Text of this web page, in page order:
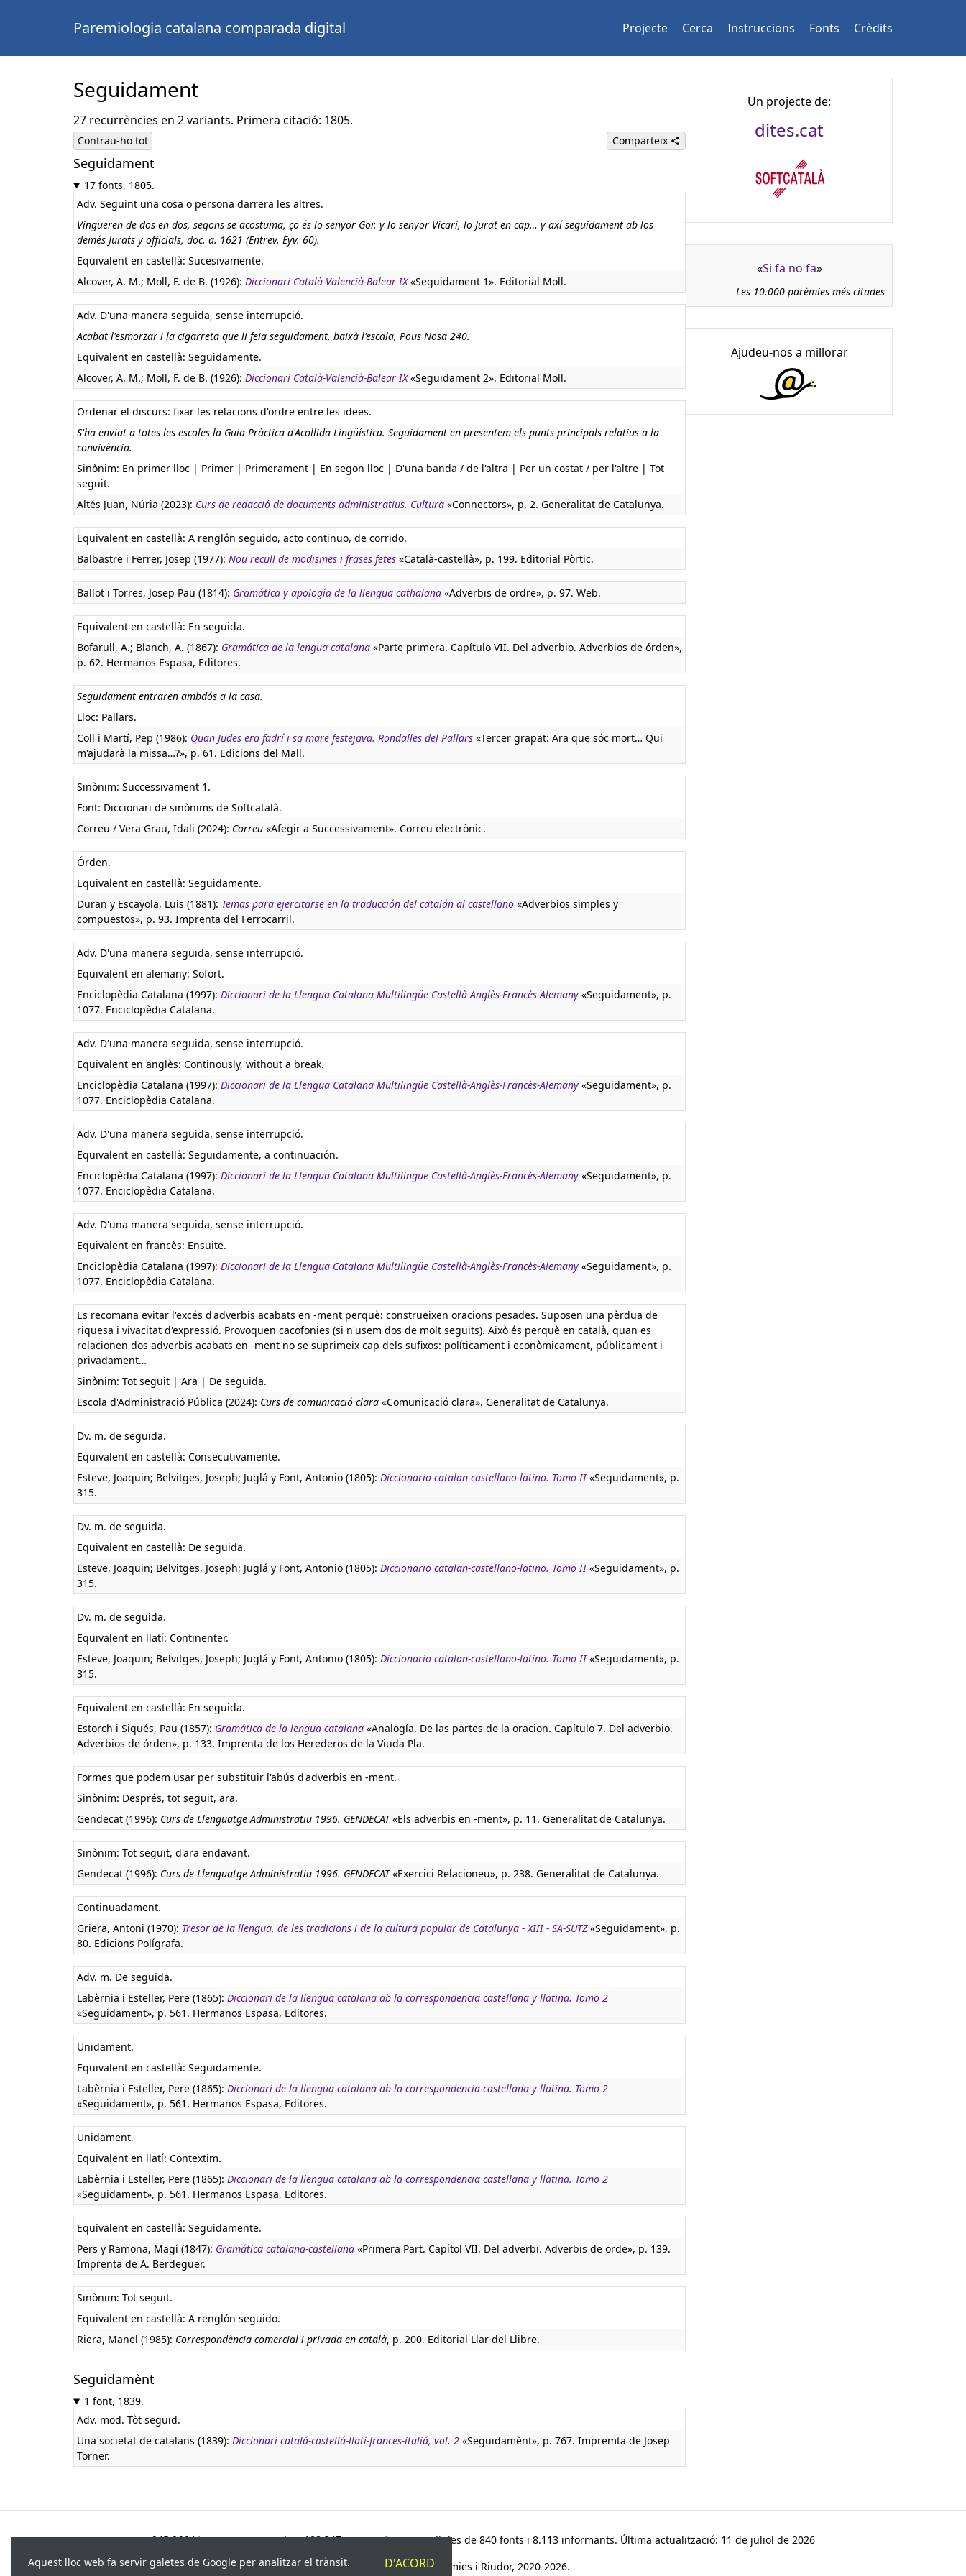
Paremiologia catalana comparada digital Projecte Cerca Instruccions Fonts Crèdits
Seguidament
27 recurrències en 2 variants. Primera citació: 1805.
Contrau-ho tot Comparteix
Seguidament
17 fonts, 1805.
Adv. Seguint una cosa o persona darrera les altres.
Vingueren de dos en dos, segons se acostuma, ço és lo senyor Gor. y lo senyor Vicari, lo Jurat en cap… y axí seguidament ab los
demés Jurats y officials, doc. a. 1621 (Entrev. Eyv. 60).
Equivalent en castellà: Sucesivamente.
Alcover, A. M.; Moll, F. de B. (1926): Diccionari Català-Valencià-Balear IX«Seguidament 1». Editorial Moll.
Adv. D'una manera seguida, sense interrupció.
Acabat l'esmorzar i la cigarreta que li feia seguidament, baixà l'escala, Pous Nosa 240.
Equivalent en castellà: Seguidamente.
Alcover, A. M.; Moll, F. de B. (1926): Diccionari Català-Valencià-Balear IX«Seguidament 2». Editorial Moll.
Ordenar el discurs: fixar les relacions d'ordre entre les idees.
S'ha enviat a totes les escoles la Guia Pràctica d'Acollida Lingüística. Seguidament en presentem els punts principals relatius a la
convivència.
Sinònim: En primer lloc | Primer | Primerament | En segon lloc | D'una banda / de l'altra | Per un costat / per l'altre | Tot
seguit.
Altés Juan, Núria (2023): Curs de redacció de documents administratius. Cultura «Connectors», p. 2. Generalitat de Catalunya.
Equivalent en castellà: A renglón seguido, acto continuo, de corrido.
Balbastre i Ferrer, Josep (1977): Nou recull de modismes i frases fetes «Català-castellà», p. 199. Editorial Pòrtic.
Ballot i Torres, Josep Pau (1814): Gramática y apología de la llengua cathalana «Adverbis de ordre», p. 97. Web.
Equivalent en castellà: En seguida.
Bofarull, A.; Blanch, A. (1867): Gramática de la lengua catalana «Parte primera. Capítulo VII. Del adverbio. Adverbios de órden»,
p. 62. Hermanos Espasa, Editores.
Seguidament entraren ambdós a la casa.
Lloc: Pallars.
Coll i Martí, Pep (1986): Quan Judes era fadrí i sa mare festejava. Rondalles del Pallars «Tercer grapat: Ara que sóc mort… Qui
m'ajudarà la missa…?», p. 61. Edicions del Mall.
Sinònim: Successivament 1.
Font: Diccionari de sinònims de Softcatalà.
Correu / Vera Grau, Idali (2024): Correu «Afegir a Successivament». Correu electrònic.
Órden.
Equivalent en castellà: Seguidamente.
Duran y Escayola, Luis (1881): Temas para ejercitarse en la traducción del catalán al castellano «Adverbios simples y
compuestos», p. 93. Imprenta del Ferrocarril.
Adv. D'una manera seguida, sense interrupció.
Equivalent en alemany: Sofort.
Enciclopèdia Catalana (1997): Diccionari de la Llengua Catalana Multilingüe Castellà-Anglès-Francès-Alemany «Seguidament», p.
1077. Enciclopèdia Catalana.
Adv. D'una manera seguida, sense interrupció.
Equivalent en anglès: Continously, without a break.
Enciclopèdia Catalana (1997): Diccionari de la Llengua Catalana Multilingüe Castellà-Anglès-Francès-Alemany «Seguidament», p.
1077. Enciclopèdia Catalana.
Adv. D'una manera seguida, sense interrupció.
Equivalent en castellà: Seguidamente, a continuación.
Enciclopèdia Catalana (1997): Diccionari de la Llengua Catalana Multilingüe Castellà-Anglès-Francès-Alemany «Seguidament», p.
1077. Enciclopèdia Catalana.
Adv. D'una manera seguida, sense interrupció.
Equivalent en francès: Ensuite.
Enciclopèdia Catalana (1997): Diccionari de la Llengua Catalana Multilingüe Castellà-Anglès-Francès-Alemany «Seguidament», p.
1077. Enciclopèdia Catalana.
Es recomana evitar l'excés d'adverbis acabats en -ment perquè: construeixen oracions pesades. Suposen una pèrdua de
riquesa i vivacitat d'expressió. Provoquen cacofonies (si n'usem dos de molt seguits). Això és perquè en català, quan es
relacionen dos adverbis acabats en -ment no se suprimeix cap dels sufixos: políticament i econòmicament, públicament i
privadament…
Sinònim: Tot seguit | Ara | De seguida.
Escola d'Administració Pública (2024): Curs de comunicació clara «Comunicació clara». Generalitat de Catalunya.
Dv. m. de seguida.
Equivalent en castellà: Consecutivamente.
Esteve, Joaquin; Belvitges, Joseph; Juglá y Font, Antonio (1805): Diccionario catalan-castellano-latino. Tomo II«Seguidament», p.
315.
Dv. m. de seguida.
Equivalent en castellà: De seguida.
Esteve, Joaquin; Belvitges, Joseph; Juglá y Font, Antonio (1805): Diccionario catalan-castellano-latino. Tomo II«Seguidament», p.
315.
Dv. m. de seguida.
Equivalent en llatí: Continenter.
Esteve, Joaquin; Belvitges, Joseph; Juglá y Font, Antonio (1805): Diccionario catalan-castellano-latino. Tomo II«Seguidament», p.
315.
Equivalent en castellà: En seguida.
Estorch i Siqués, Pau (1857): Gramática de la lengua catalana «Analogía. De las partes de la oracion. Capítulo 7. Del adverbio.
Adverbios de órden», p. 133. Imprenta de los Herederos de la Viuda Pla.
Formes que podem usar per substituir l'abús d'adverbis en -ment.
Sinònim: Després, tot seguit, ara.
Gendecat (1996): Curs de Llenguatge Administratiu 1996. GENDECAT«Els adverbis en -ment», p. 11. Generalitat de Catalunya.
Sinònim: Tot seguit, d'ara endavant.
Gendecat (1996): Curs de Llenguatge Administratiu 1996. GENDECAT«Exercici Relacioneu», p. 238. Generalitat de Catalunya.
Continuadament.
Griera, Antoni (1970): Tresor de la llengua, de les tradicions i de la cultura popular de Catalunya - XIII - SA-SUTZ«Seguidament», p.
80. Edicions Polígrafa.
Adv. m. De seguida.
Labèrnia i Esteller, Pere (1865): Diccionari de la llengua catalana ab la correspondencia castellana y llatina. Tomo 2
«Seguidament», p. 561. Hermanos Espasa, Editores.
Unidament.
Equivalent en castellà: Seguidamente.
Labèrnia i Esteller, Pere (1865): Diccionari de la llengua catalana ab la correspondencia castellana y llatina. Tomo 2
«Seguidament», p. 561. Hermanos Espasa, Editores.
Unidament.
Equivalent en llatí: Contextim.
Labèrnia i Esteller, Pere (1865): Diccionari de la llengua catalana ab la correspondencia castellana y llatina. Tomo 2
«Seguidament», p. 561. Hermanos Espasa, Editores.
Equivalent en castellà: Seguidamente.
Pers y Ramona, Magí (1847): Gramática catalana-castellana «Primera Part. Capítol VII. Del adverbi. Adverbis de orde», p. 139.
Imprenta de A. Berdeguer.
Sinònim: Tot seguit.
Equivalent en castellà: A renglón seguido.
Riera, Manel (1985): Correspondència comercial i privada en català, p. 200. Editorial Llar del Llibre.
Seguidamènt
1 font, 1839.
Adv. mod. Tòt seguid.
Una societat de catalans (1839): Diccionari catalá-castellá-llatí-frances-italiá, vol. 2 «Seguidamènt», p. 767. Impremta de Josep
Torner.
Un projecte de:
dites.cat
«Si fa no fa»
Les 10.000 parèmies més citades
Ajudeu-nos a millorar
945.966 fitxes, corresponents a 108.347 paremiotipus, recollides de 840 fonts i 8.113 informants. Última actualització: 11 de juliol de 2026
© Víctor Pàmies i Riudor, 2020-2026.
Aquest lloc web fa servir galetes de Google per analitzar el trànsit. D'ACORD